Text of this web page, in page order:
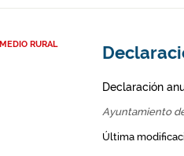
MEDIO RURAL
Declaración
Ayuntamiento
Última